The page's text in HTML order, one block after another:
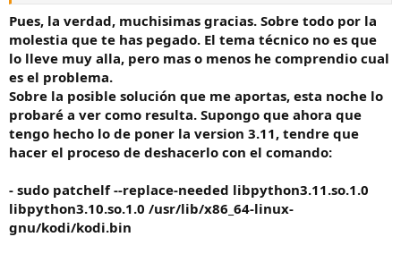
Pues, la verdad, muchisimas gracias. Sobre todo por la
molestia que te has pegado. El tema técnico no es que
lo lleve muy alla, pero mas o menos he comprendio cual
es el problema.
Sobre la posible solución que me aportas, esta noche lo
probaré a ver como resulta. Supongo que ahora que
tengo hecho lo de poner la version 3.11, tendre que
hacer el proceso de deshacerlo con el comando:
- sudo patchelf --replace-needed libpython3.11.so.1.0
libpython3.10.so.1.0 /usr/lib/x86_64-linux-
gnu/kodi/kodi.bin